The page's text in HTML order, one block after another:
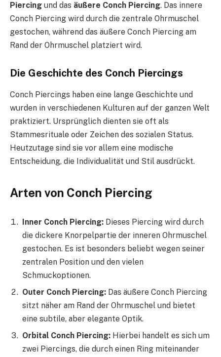
Piercing und das äußere Conch Piercing. Das innere
Conch Piercing wird durch die zentrale Ohrmuschel
gestochen, während das äußere Conch Piercing am
Rand der Ohrmuschel platziert wird.
Die Geschichte des Conch Piercings
Conch Piercings haben eine lange Geschichte und
wurden in verschiedenen Kulturen auf der ganzen Welt
praktiziert. Ursprünglich dienten sie oft als
Stammesrituale oder Zeichen des sozialen Status.
Heutzutage sind sie vor allem eine modische
Entscheidung, die Individualität und Stil ausdrückt.
Arten von Conch Piercing
Inner Conch Piercing: Dieses Piercing wird durch
die dickere Knorpelpartie der inneren Ohrmuschel
gestochen. Es ist besonders beliebt wegen seiner
zentralen Position und den vielen
Schmuckoptionen.
Outer Conch Piercing: Das äußere Conch Piercing
sitzt näher am Rand der Ohrmuschel und bietet
eine subtile, aber elegante Optik.
Orbital Conch Piercing: Hierbei handelt es sich um
zwei Piercings, die durch einen Ring miteinander